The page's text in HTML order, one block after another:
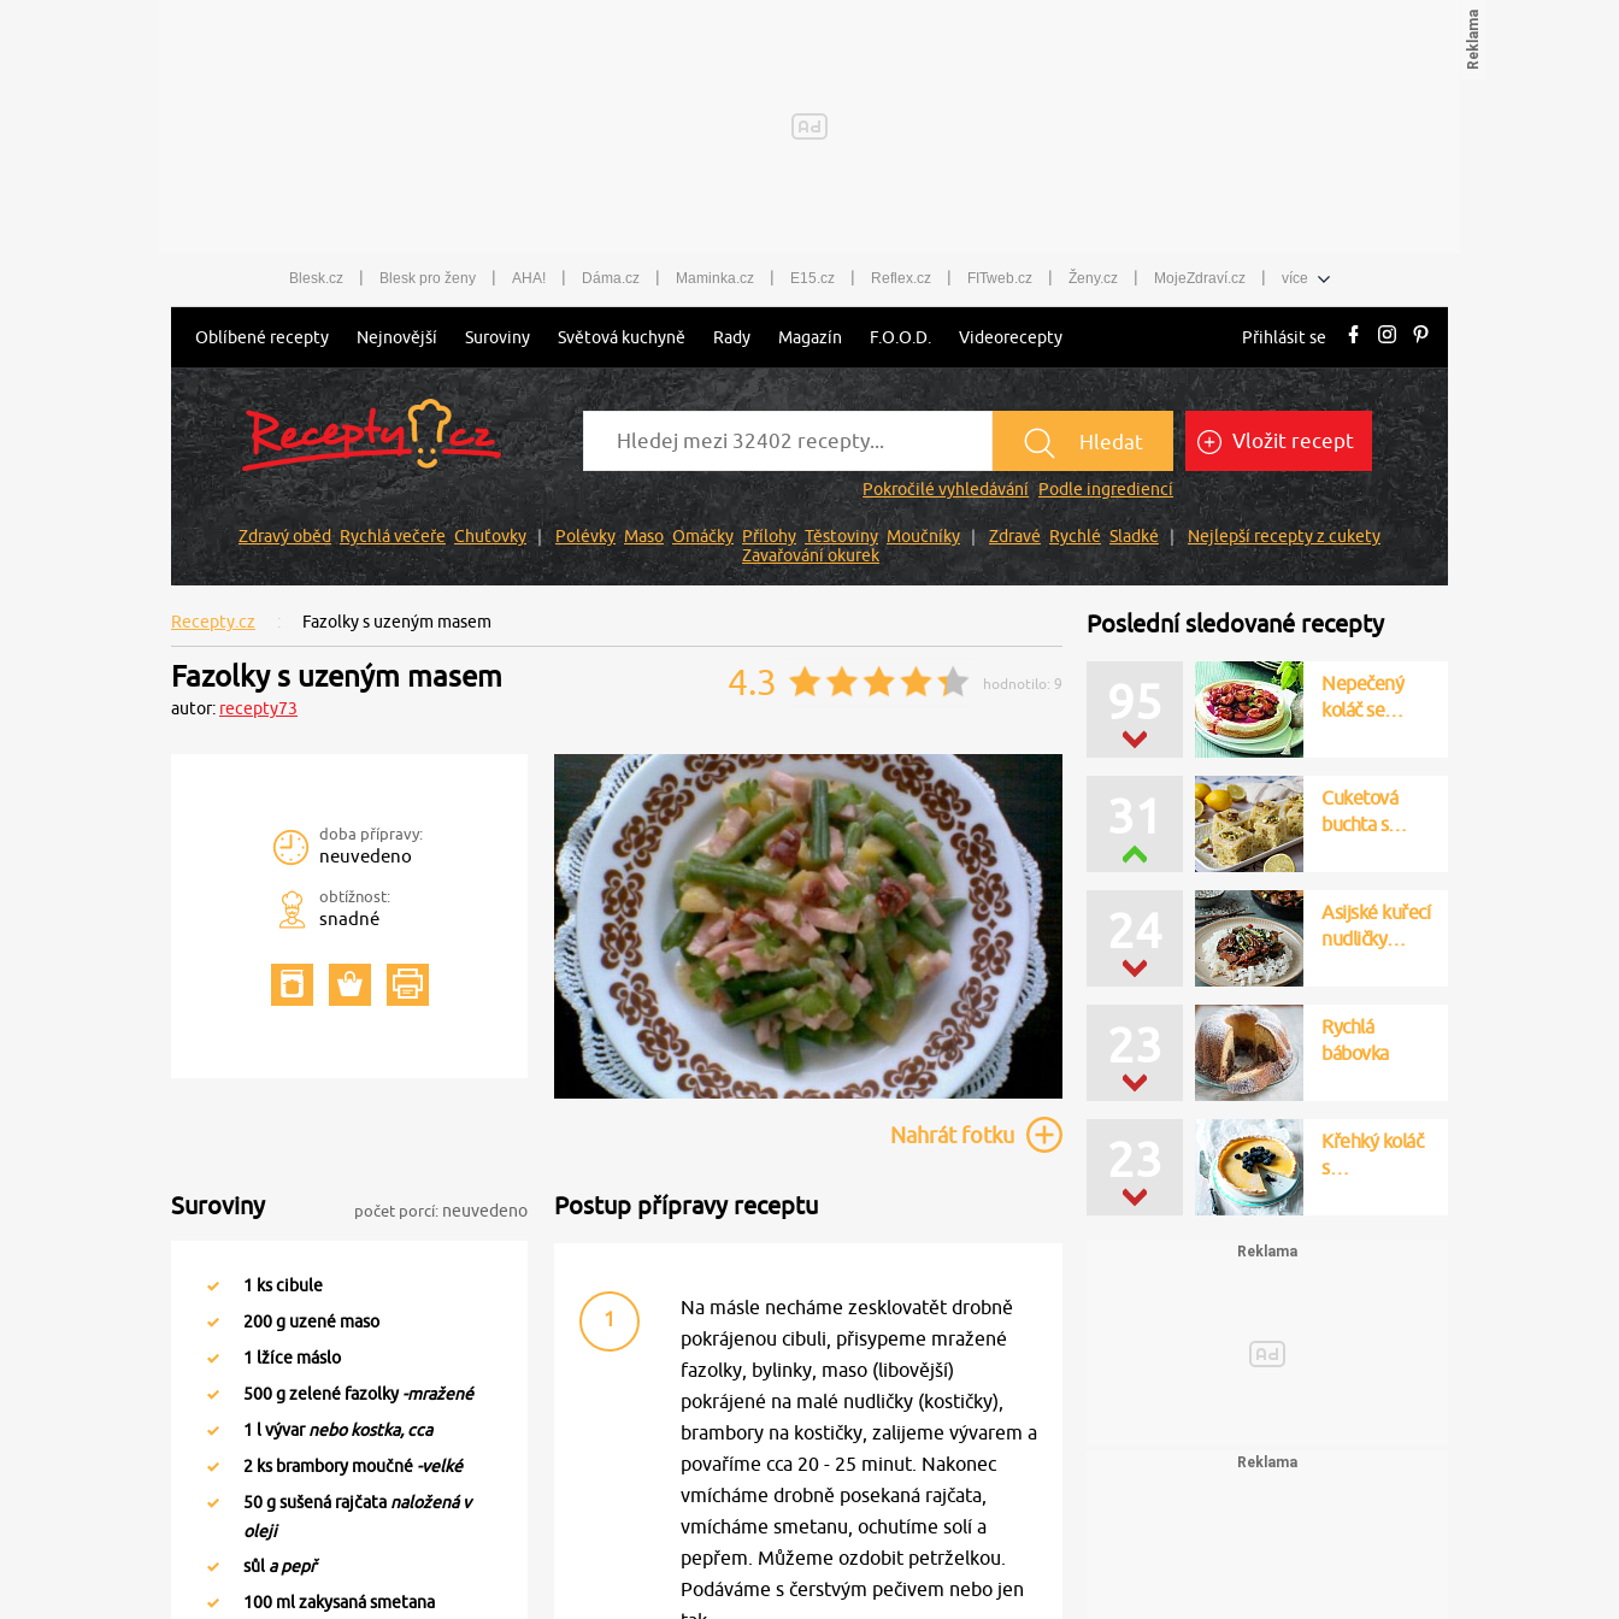
Blesk.cz | Blesk pro ženy | AHA! | Dáma.cz | Maminka.cz | E15.cz | Reflex.cz | FITweb.cz | Ženy.cz | MojeZdraví.cz | více
Oblíbené recepty Nejnovější Suroviny Světová kuchyně Rady Magazín F.O.O.D. Videorecepty Přihlásit se
Hledat
Pokročilé vyhledávání Podle ingrediencí
Vložit recept
Zdravý oběd Rychlá večeře Chuťovky Polévky Maso Omáčky Přílohy Těstoviny Moučníky Zdravé Rychlé Sladké
Nejlepší recepty z cukety
Zavařování okurek
Recepty.cz Fazolky s uzeným masem
Fazolky s uzeným masem
autor: recepty73
4.3 hodnotilo: 9
doba přípravy:
neuvedeno
obtížnost:
snadné
Nahrátfotku
Suroviny počet porcí: neuvedeno
1 ks cibule
200g uzené maso
1 lžíce máslo
500g zelené fazolky-mražené
1 l vývarnebo kostka, cca
2 ks brambory moučné -velké
50g sušená rajčata naložená v
oleji
sůl a pepř
100 ml zakysaná smetana
Postup přípravy receptu
1
Na másle necháme zesklovatět drobně
pokrájenou cibuli, přisypeme mražené
fazolky, bylinky, maso (libovější)
pokrájené na malé nudličky (kostičky),
brambory na kostičky, zalijeme vývarem a
povaříme cca 20 - 25 minut. Nakonec
vmícháme drobně posekaná rajčata,
vmícháme smetanu, ochutíme solí a
pepřem. Můžeme ozdobit petrželkou.
Podáváme s čerstvým pečivem nebo jen
Poslední sledované recepty
95
Nepečený
koláč se…
31
Cuketová
buchta s…
23
Rychlá
bábovka
24
Asijské kuřecí
nudličky…
23
Křehký koláč
s…